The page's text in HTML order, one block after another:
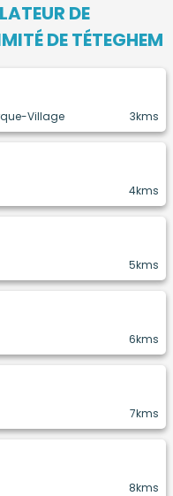
DE
DE TÉTEGHEM
Village
3kms
4kms
5kms
6kms
7kms
8kms